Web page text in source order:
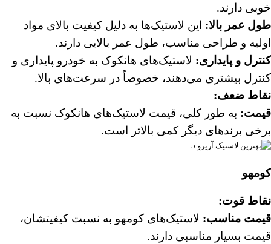
خوبی دارند.
طول عمر بالا: این لاستیک‌ها به دلیل کیفیت بالای مواد
اولیه و طراحی مناسب، طول عمر بالایی دارند.
کنترل و پایداری: لاستیک‌های هانکوک به خودرو پایداری و
کنترل بیشتری می‌دهند، خصوصاً در سرعت‌های بالا.
نقاط ضعف:
قیمت: به طور کلی، قیمت لاستیک‌های هانکوک نسبت به
برخی برندهای دیگر کمی بالاتر است.
کومهو
نقاط قوت:
قیمت مناسب: لاستیک‌های کومهو به نسبت کیفیتشان،
قیمت بسیار مناسبی دارند.